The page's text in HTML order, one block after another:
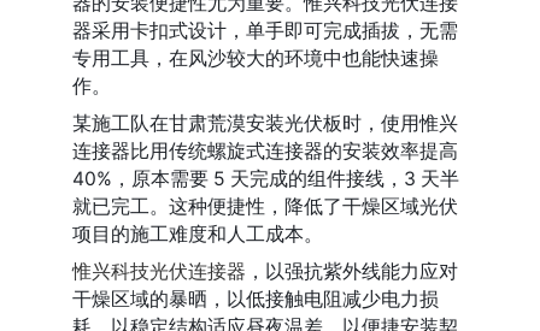
器采用卡扣式设计，单手即可完成插拔，无需
专用工具，在风沙较大的环境中也能快速操
作。
某施工队在甘肃荒漠安装光伏板时，使用惟兴
连接器比用传统螺旋式连接器的安装效率提高
40%，原本需要 5 天完成的组件接线，3 天半
就已完工。这种便捷性，降低了干燥区域光伏
项目的施工难度和人工成本。
惟兴科技光伏连接器 ，以强抗紫外线能力应对
干燥区域的暴晒，以低接触电阻减少电力损